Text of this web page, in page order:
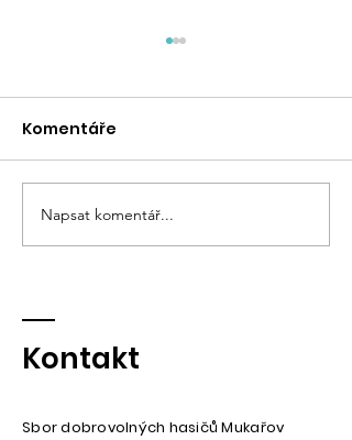
Hasičský maškarní bál
Komentáře
Napsat komentář...
Kontakt
Sbor dobrovolných hasičů Mukařov